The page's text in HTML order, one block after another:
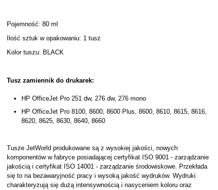
Pojemność: 80 ml
Ilość sztuk w opakowaniu: 1 tusz
Kolor tuszu: BLACK
Tusz zamiennik do drukarek:
HP OfficeJet Pro 251 dw, 276 dw, 276 mono
HP OfficeJet Pro 8100, 8600, 8600 Plus, 8600, 8610, 8615, 8616,
8620, 8625, 8630, 8640, 8660
Tusze JetWorld produkowane są z wysokiej jakości, nowych
komponentów w fabryce posiadającej certyfikat ISO 9001 - zarządzanie
jakością i certyfikat ISO 14001 - zarządzanie środowiskowe. Przekłada
się to na bezawaryjność pracy i wysoką jakość wydruków. Wydruki
charakteryzują się dużą intensywnością i nasyceniem koloru oraz